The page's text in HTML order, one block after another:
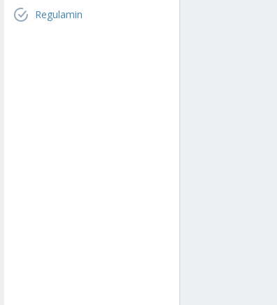
Regulamin